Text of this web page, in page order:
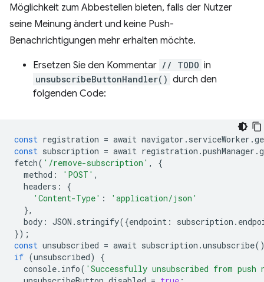
Möglichkeit zum Abbestellen bieten, falls der Nutzer
seine Meinung ändert und keine Push-
Benachrichtigungen mehr erhalten möchte.
Ersetzen Sie den Kommentar // TODO in
unsubscribeButtonHandler() durch den
folgenden Code:
const registration = await navigator . serviceWorker .
const subscription = await registration .pushManager .
fetch( '/remove-subscription' ,
{
method : 'POST' ,
headers :
{
'Content-Type' :
'application/json'
},
body : JSON . stringify({endpoint : subscription .
});
const unsubscribed = await subscription .unsubscribe
if (unsubscribed)
{
console. info( 'Successfully unsubscribed from